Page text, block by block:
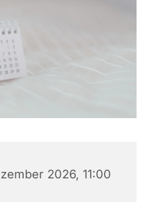
2026, 11:00